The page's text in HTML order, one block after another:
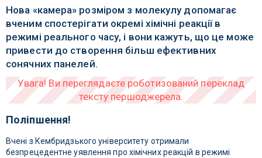
Нова «камера» розміром з молекулу допомагає
вченим спостерігати окремі хімічні реакції в
режимі реального часу, і вони кажуть, що це може
привести до створення більш ефективних
сонячних панелей.
Поліпшення!
Вчені з Кембридзького університету отримали
безпрецедентне уявлення про хімічних реакцій в режимі